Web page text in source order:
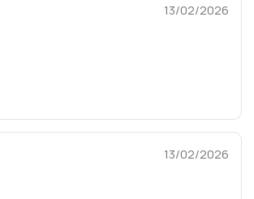
13/02/2026
13/02/2026